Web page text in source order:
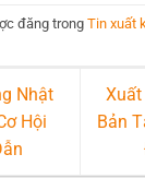
đăng trongTin xuất
Nhật
Hội
Bản